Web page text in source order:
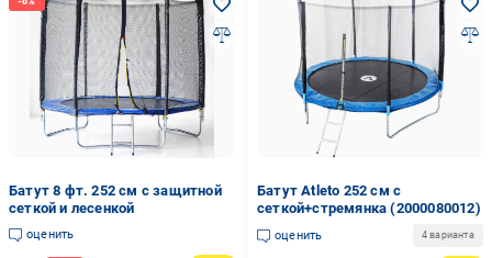
Батут 8 фт. 252 см с защитной
сеткой и лесенкой
оценить
Батут Atleto 252 см с
сеткой+стремянка (2000080012)
оценить 4 варианта